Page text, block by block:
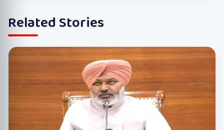
Related Stories